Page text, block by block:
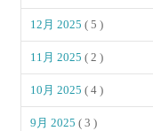
12月 2025( 5 )
11月 2025( 2 )
10月 2025( 4 )
9月 2025( 3 )